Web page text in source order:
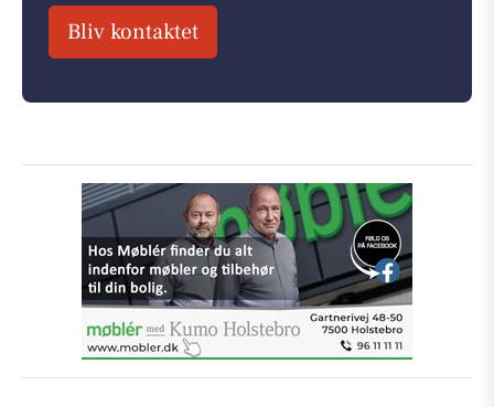
Bliv kontaktet